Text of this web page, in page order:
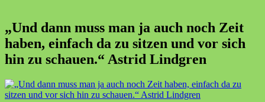
„Und dann muss man ja auch noch Zeit
haben, einfach da zu sitzen und vor sich
hin zu schauen.“ Astrid Lindgren